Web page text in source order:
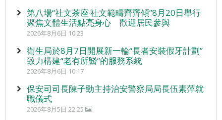
第八場“社文茶座‧社文範疇齊齊傾”8月20日舉行
聚焦文體生活點亮身心 歡迎居民參與
2026年8月6日 10:23
衛生局於8月7日開展新一輪“長者安裝假牙計劃”
致力構建“老有所醫”的服務系統
2026年8月6日 10:17
保安司司長陳子勁主持治安警察局局長伍素萍就
職儀式
2026年8月5日 22:25